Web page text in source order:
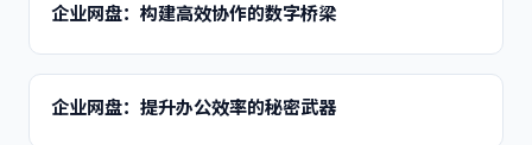
企业网盘：构建高效协作的数字桥梁
企业网盘：提升办公效率的秘密武器